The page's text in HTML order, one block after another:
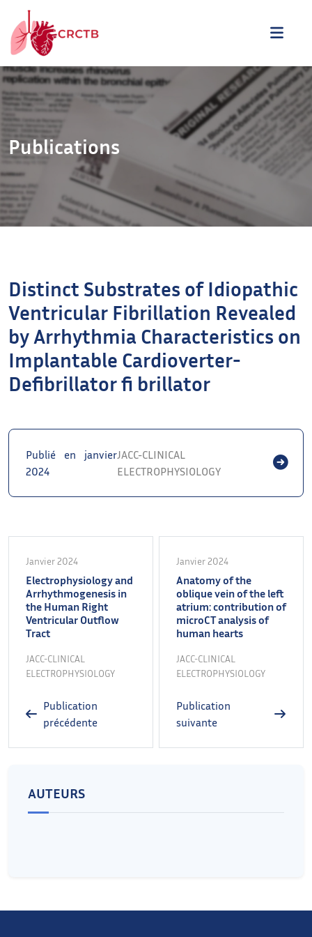
Aller au contenu
Publications
Distinct Substrates of Idiopathic
Ventricular Fibrillation Revealed
by Arrhythmia Characteristics on
Implantable Cardioverter-
Defibrillator fi brillator
Publié en janvier
2024
JACC-CLINICAL
ELECTROPHYSIOLOGY
Janvier 2024
Electrophysiology and
Arrhythmogenesis in
the Human Right
Ventricular Outflow
Tract
JACC-CLINICAL
ELECTROPHYSIOLOGY
Publication
précédente
Janvier 2024
Anatomy of the
oblique vein of the left
atrium: contribution of
microCT analysis of
human hearts
JACC-CLINICAL
ELECTROPHYSIOLOGY
Publication
suivante
AUTEURS